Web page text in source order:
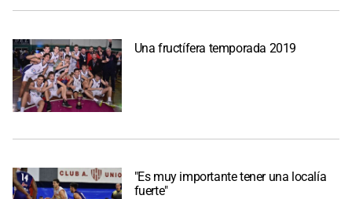
Una fructífera temporada 2019
"Es muy importante tener una localía
fuerte"